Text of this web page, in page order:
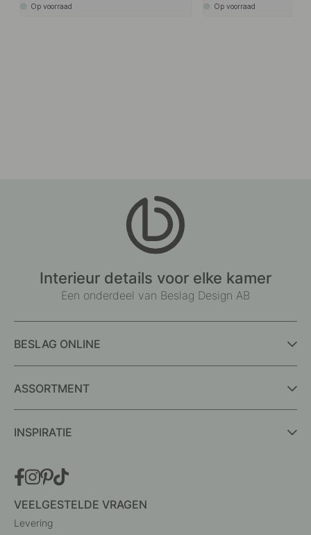
Op voorraad Op voorraad
Interieur details voor elke kamer
Een onderdeel van Beslag Design AB
BESLAG ONLINE
ASSORTMENT
INSPIRATIE
VEELGESTELDE VRAGEN
Levering